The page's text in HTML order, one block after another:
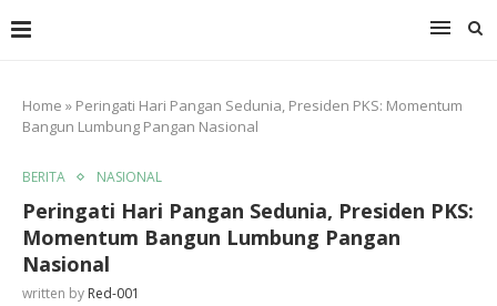
Home » Peringati Hari Pangan Sedunia, Presiden PKS: Momentum
Bangun Lumbung Pangan Nasional
BERITA NASIONAL
Peringati Hari Pangan Sedunia, Presiden PKS:
Momentum Bangun Lumbung Pangan
Nasional
written by Red-001